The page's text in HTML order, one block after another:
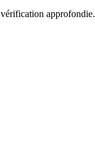
approfondie.